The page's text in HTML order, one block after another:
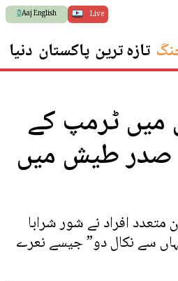
Live
Aaj English
تازہ ترین پاکستان دنیا
میں ٹرمپ کے
صدر طیش میں
افراد نے شور شرابا
سے نکال دو” جیسے نعرے